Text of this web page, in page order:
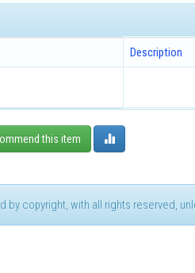
Description
this item
by copyright, with all rights reserved,